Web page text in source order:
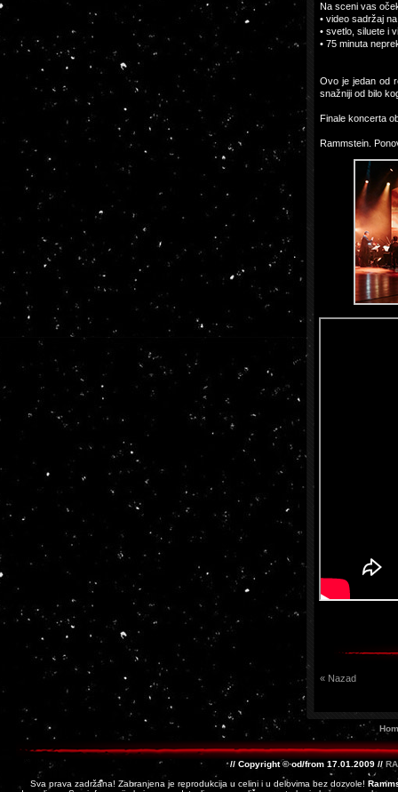
Na sceni vas
• video sadržaj
• svetlo, siluete i
• 75 minuta
Ovo je jedan od
snažniji od bilo
Finale koncerta
Rammstein.
« Nazad
// Copyright © od/from 17.01.2009 //
Sva prava zadržana! Zabranjena je reprodukcija u celini i u delovima bez dozvole!